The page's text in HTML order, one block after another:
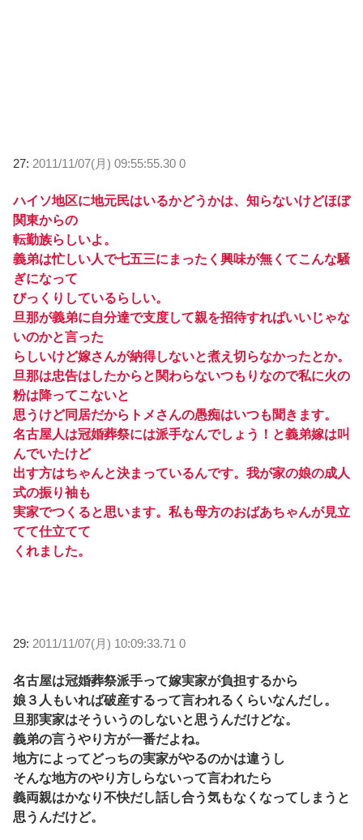
27: 2011/11/07(月) 09:55:55.30 0
ハイソ地区に地元民はいるかどうかは、知らないけどほぼ
関東からの
転勤族らしいよ。
義弟は忙しい人で七五三にまったく興味が無くてこんな騒
ぎになって
びっくりしているらしい。
旦那が義弟に自分達で支度して親を招待すればいいじゃな
いのかと言った
らしいけど嫁さんが納得しないと煮え切らなかったとか。
旦那は忠告はしたからと関わらないつもりなので私に火の
粉は降ってこないと
思うけど同居だからトメさんの愚痴はいつも聞きます。
名古屋人は冠婚葬祭には派手なんでしょう！と義弟嫁は叫
んでいたけど
出す方はちゃんと決まっているんです。我が家の娘の成人
式の振り袖も
実家でつくると思います。私も母方のおばあちゃんが見立
てて仕立てて
くれました。
29: 2011/11/07(月) 10:09:33.71 0
名古屋は冠婚葬祭派手って嫁実家が負担するから
娘３人もいれば破産するって言われるくらいなんだし。
旦那実家はそういうのしないと思うんだけどな。
義弟の言うやり方が一番だよね。
地方によってどっちの実家がやるのかは違うし
そんな地方のやり方しらないって言われたら
義両親はかなり不快だし話し合う気もなくなってしまうと
思うんだけど。